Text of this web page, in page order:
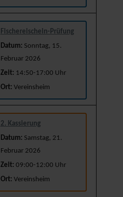
Fischereischein-Prüfung
Datum: Sonntag, 15.
Februar 2026
Zeit: 14:50-17:00 Uhr
Ort: Vereinsheim
2. Kassierung
Datum: Samstag, 21.
Februar 2026
Zeit: 09:00-12:00 Uhr
Ort: Vereinsheim